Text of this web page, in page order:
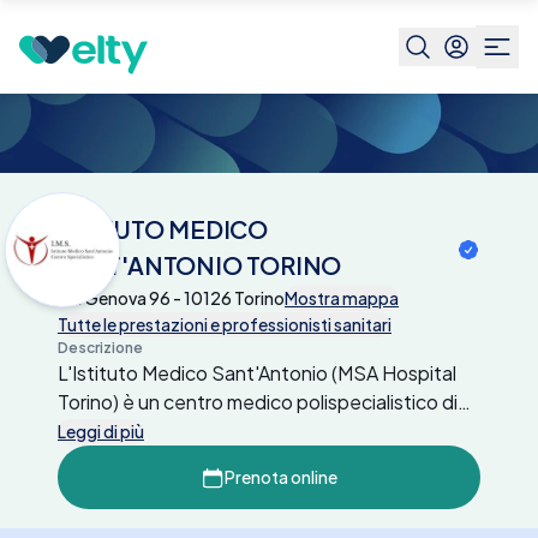
SANT'ANTONIO TORINO
ISTITUTO MEDICO
SANT'ANTONIO TORINO
Via Genova 96 - 10126 TorinoMostra mappa
Tutte le prestazioni e professionisti sanitari
Descrizione
L'Istituto Medico Sant'Antonio (MSA Hospital
Torino) è un centro medico polispecialistico di
eccellenza, situato nel cuore della città di
Torino. La struttura offre un’ampia gamma di
servizi sanitari, tra cui visite specialistiche,
diagnostica per immagini, esami di laboratorio e
Leggi di più
Prenota online